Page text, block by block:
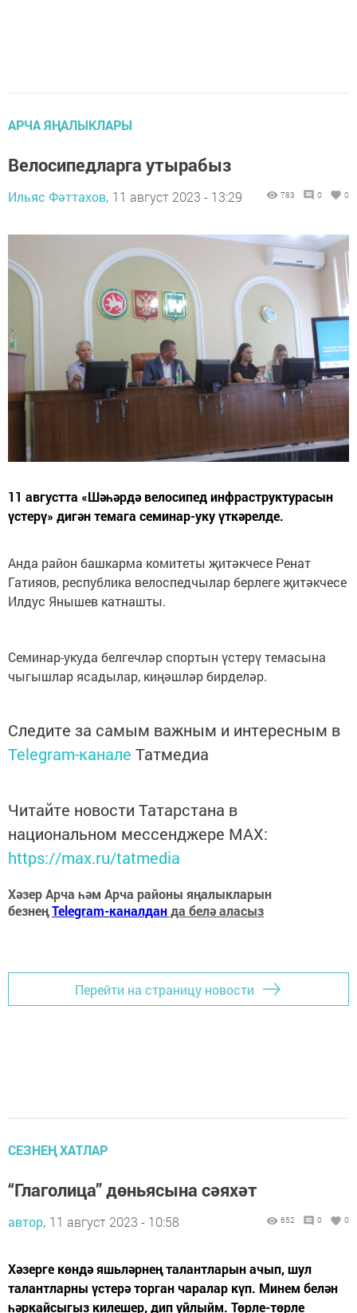
АРЧА ЯҢАЛЫКЛАРЫ
Велосипедларга утырабыз
Ильяс Фәттахов, 11 август 2023 - 13:29 783 0 0
11 августта «Шәһәрдә велосипед инфраструктурасын
үстерү» дигән темага семинар-уку үткәрелде.
Анда район башкарма комитеты җитәкчесе Ренат
Гатияов, республика велоспедчылар берлеге җитәкчесе
Илдус Янышев катнашты.
Семинар-укуда белгечләр спортын үстерү темасына
чыгышлар ясадылар, киңәшләр бирделәр.
Следите за самым важным и интересным в
Telegram-канале Татмедиа
Читайте новости Татарстана в
национальном мессенджере MАХ:
https://max.ru/tatmedia
Хәзер Арча һәм Арча районы яңалыкларын
безнеңTelegram-каналданда белә аласыз
Перейти на страницу новости
СЕЗНЕҢ ХАТЛАР
“Глаголица” дөньясына сәяхәт
автор, 11 август 2023 - 10:58 652 0 0
Хәзерге көндә яшьләрнең талантларын ачып, шул
талантларны үстерә торган чаралар күп. Минем белән
һәркайсыгыз килешер, дип уйлыйм. Төрле-төрле